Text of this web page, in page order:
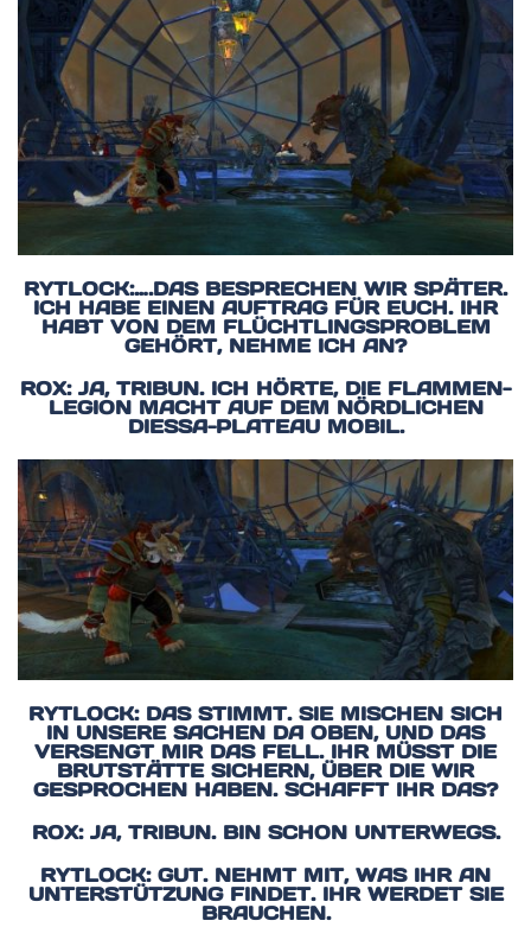
RYTLOCK:….DAS BESPRECHEN WIR SPÄTER.
ICH HABE EINEN AUFTRAG FÜR EUCH. IHR
HABT VON DEM FLÜCHTLINGSPROBLEM
GEHÖRT, NEHME ICH AN?
ROX: JA, TRIBUN. ICH HÖRTE, DIE FLAMMEN-
LEGION MACHT AUF DEM NÖRDLICHEN
DIESSA-PLATEAU MOBIL.
RYTLOCK: DAS STIMMT. SIE MISCHEN SICH
IN UNSERE SACHEN DA OBEN, UND DAS
VERSENGT MIR DAS FELL. IHR MÜSST DIE
BRUTSTÄTTE SICHERN, ÜBER DIE WIR
GESPROCHEN HABEN. SCHAFFT IHR DAS?
ROX: JA, TRIBUN. BIN SCHON UNTERWEGS.
RYTLOCK: GUT. NEHMT MIT, WAS IHR AN
UNTERSTÜTZUNG FINDET. IHR WERDET SIE
BRAUCHEN.